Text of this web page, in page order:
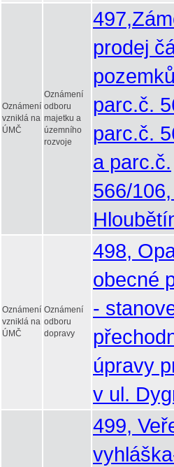
Oznámení
vzniklá na
ÚMČ
Oznámení
odboru
majetku a
územního
rozvoje
prodej
pozemků
parc.č.
parc.č.
a parc.č.
566/
Oznámení
vzniklá na
ÚMČ
Oznámení
odboru
dopravy
498,
obecné
-
úpravy
v ul.
499,